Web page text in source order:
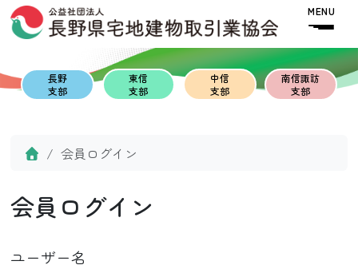
Skip to content
Skip to footer
長野
支部
東信
支部
中信
支部
南信諏訪
支部
Home会員ログイン
会員ログイン
ユーザー名
MENU